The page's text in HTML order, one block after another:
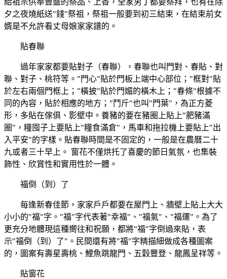
給祖宗供奉豐盛的祭品、上香，全家男丁都要祭拜，也有在除
夕之夜燒紙送"錢"祭祖，祭祖一般要到初三結束，在結束前女
婿是不允許看丈母娘家家譜的。
貼春聯
過年家家都要貼對子（春聯），春聯也叫門對、春貼、對
聯、對子、桃符等。"門心"貼於門板上端中心部位；"框對"貼
於左右兩個門框上；"橫披"貼於門媚的橫木上；"春條"根據不
同的內容，貼於相應的地方；"鬥斤"也叫"門葉"，為正方菱
形，多貼在傢俱、影壁中。養豬的要在豬圈上貼上"肥豬滿
圈"，糧囤子上要貼上"糧食滿倉"，馬車和拖拉機上要貼上"出
入平安"的字樣。貼春聯時間是不固定的，一般是在農曆二十
九或者三十早上。 窗花不僅烘托了喜慶的節日氣氛，也集裝
飾性、欣賞性和實用性於一體。
福倒（到）了
每逢新春佳節，家家戶戶都要在屋門上、牆壁上貼上大大
小小的"福"字。"福"字代表著"幸福"、"福氣"、"福運"。為了
更充分地體現這種嚮往和祝願，都將"福"字倒過來貼，表
示"福倒（到）了"。民間還有將"福"字精描細做成各種圖案
的，圖案有壽星壽桃、鯉魚跳龍門、五穀豐登、龍鳳呈祥等。
貼窗花